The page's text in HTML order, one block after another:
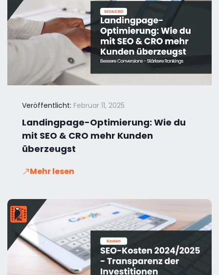
Veröffentlicht: Februar 11, 2025
Landingpage-Optimierung: Wie du
mit SEO & CRO mehr Kunden
überzeugst
Mehr lesen